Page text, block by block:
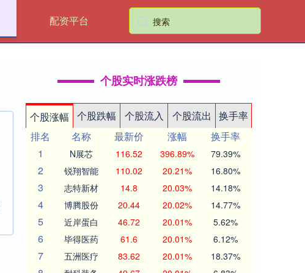
配资平台
个股实时涨跌榜
个股涨幅 个股跌幅 个股流入 个股流出
换手率
排名
名称 最新价 涨幅
换手率
1
N展芯 116.52 396.89% 79.39%
2 锐翔智能 110.02 20.21% 16.80%
3 志特新材 14.8 20.03% 14.18%
4 博腾股份 20.44 20.02% 14.77%
5 近岸蛋白 46.72 20.01% 5.62%
6 毕得医药 61.6 20.01% 6.12%
7 五洲医疗 83.62 20.01% 18.37%